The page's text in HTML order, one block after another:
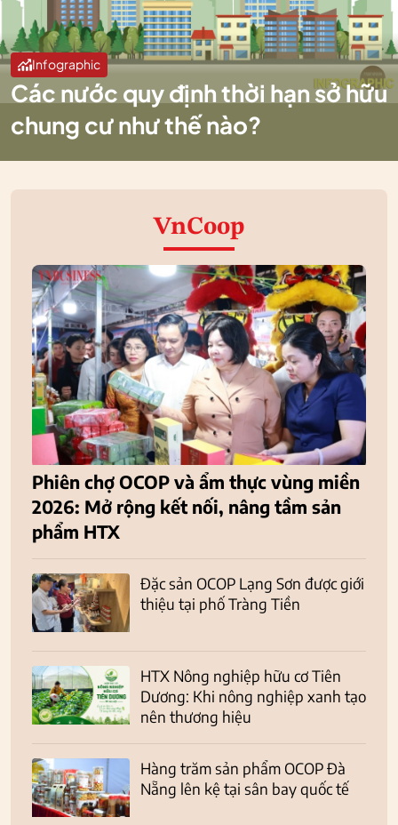
Infographic
Các nước quy định thời hạn sở hữu
chung cư như thế nào?
VnCoop
Phiên chợ OCOP và ẩm thực vùng miền
2026: Mở rộng kết nối, nâng tầm sản
phẩm HTX
Đặc sản OCOP Lạng Sơn được giới
thiệu tại phố Tràng Tiền
HTX Nông nghiệp hữu cơ Tiên
Dương: Khi nông nghiệp xanh tạo
nên thương hiệu
Hàng trăm sản phẩm OCOP Đà
Nẵng lên kệ tại sân bay quốc tế